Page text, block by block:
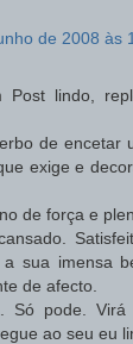
de 2008 às
Post lindo,
de encetar
exige e
de força e
a sua imensa
de afecto.
Só pode. Virá
ao seu eu